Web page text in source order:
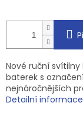
Nové ruční svítilny
baterek s
nejnáročnějších
Detailní informace